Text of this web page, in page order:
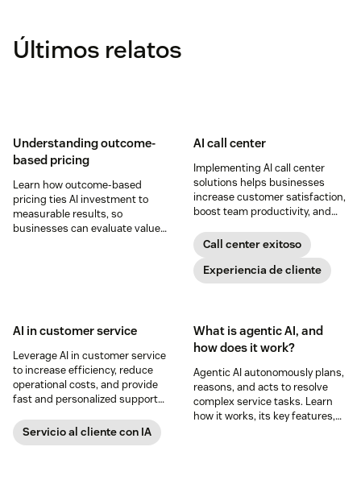
Últimos relatos
Understanding outcome-
based pricing
Learn how outcome-based
pricing ties AI investment to
measurable results, so
businesses can evaluate value
AI call center
Implementing AI call center
solutions helps businesses
increase customer satisfaction,
boost team productivity, and
Call center exitoso
Experiencia de cliente
AI in customer service
Leverage AI in customer service
to increase efficiency, reduce
operational costs, and provide
fast and personalized support
Servicio al cliente con IA
What is agentic AI, and
how does it work?
Agentic AI autonomously plans,
reasons, and acts to resolve
complex service tasks. Learn
how it works, its key features,